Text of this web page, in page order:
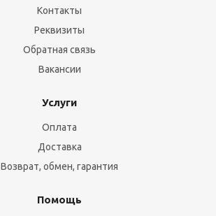
Контакты
Реквизиты
Обратная связь
Вакансии
Услуги
Оплата
Доставка
Возврат, обмен, гарантия
Помощь